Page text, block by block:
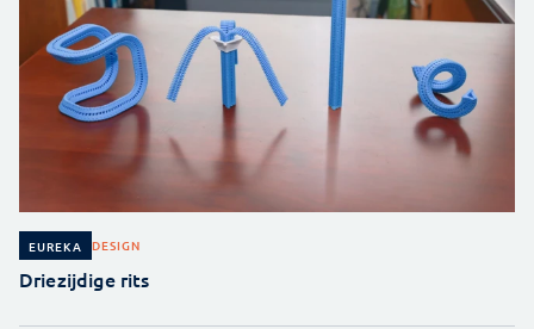
EUREKA DESIGN
Driezijdige rits